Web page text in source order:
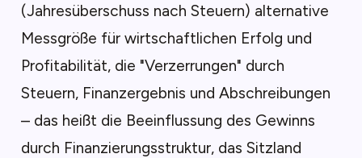
(Jahresüberschuss nach Steuern) alternative
Messgröße für wirtschaftlichen Erfolg und
Profitabilität, die "Verzerrungen" durch
Steuern, Finanzergebnis und Abschreibungen
– das heißt die Beeinflussung des Gewinns
durch Finanzierungsstruktur, das Sitzland